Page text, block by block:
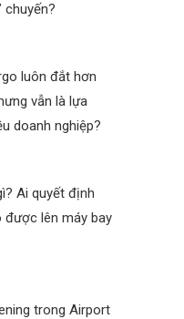
chuyến?
luôn đắt hơn
vẫn là lựa
doanh nghiệp?
Ai quyết định
được lên máy bay
trong Airport